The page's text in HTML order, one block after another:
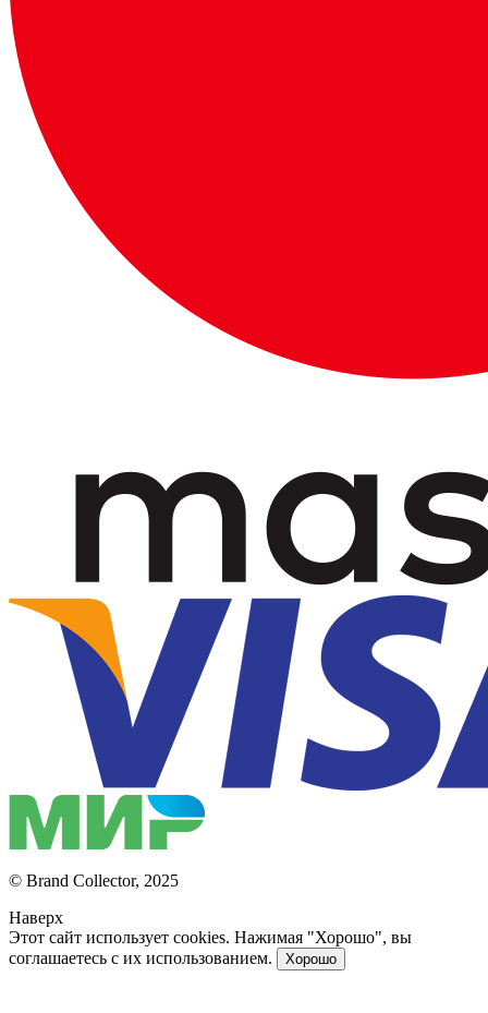
© Brand Collector, 2025
Наверх
Этот сайт использует cookies. Нажимая "Хорошо", вы
соглашаетесь с их использованием.
Хорошо